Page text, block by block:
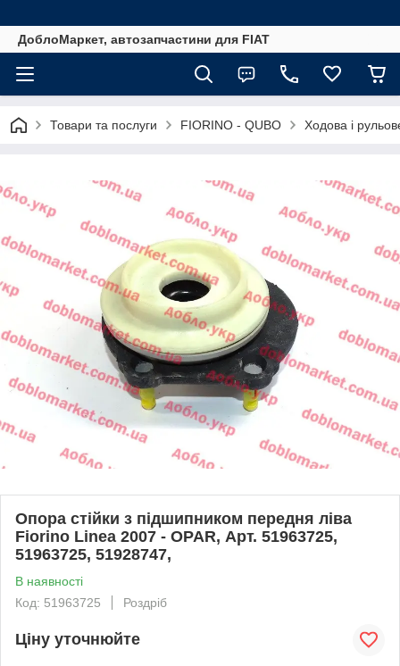
ДоблоМаркет, автозапчастини для FIAT
Товари та послуги FIORINO - QUBO Ходова і
Опора стійки з підшипником передня ліва
Fiorino Linea 2007 - OPAR, Арт. 51963725,
51963725, 51928747,
В наявності
Код: 51963725
Роздріб
Ціну уточнюйте